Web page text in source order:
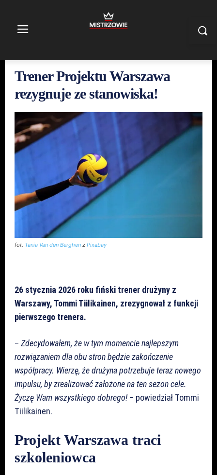
Trener Projektu Warszawa
rezygnuje ze stanowiska!
fot. Tania Van den Berghen z Pixabay
26 stycznia 2026 roku fiński trener drużyny z
Warszawy, Tommi Tiilikainen, zrezygnował z funkcji
pierwszego trenera.
– Zdecydowałem, że w tym momencie najlepszym
rozwiązaniem dla obu stron będzie zakończenie
współpracy. Wierzę, że drużyna potrzebuje teraz nowego
impulsu, by zrealizować założone na ten sezon cele.
Życzę Wam wszystkiego dobrego!– powiedział Tommi
Tiilikainen.
Projekt Warszawa traci
szkoleniowca